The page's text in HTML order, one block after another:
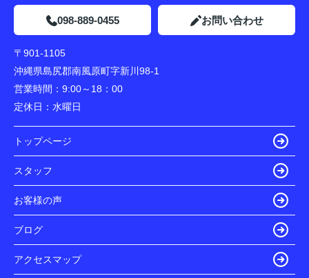
098-889-0455 お問い合わせ
〒901-1105
沖縄県島尻郡南風原町字新川98-1
営業時間： 9:00～18：00
定休日： 水曜日
トップページ
スタッフ
お客様の声
ブログ
アクセスマップ